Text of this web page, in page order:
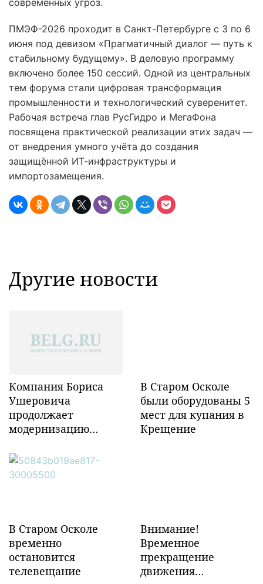
современных угроз.
ПМЭФ-2026 проходит в Санкт-Петербурге с 3 по 6
июня под девизом «Прагматичный диалог — путь к
стабильному будущему». В деловую программу
включено более 150 сессий. Одной из центральных
тем форума стали цифровая трансформация
промышленности и технологический суверенитет.
Рабочая встреча глав РусГидро и МегаФона
посвящена практической реализации этих задач —
от внедрения умного учёта до создания
защищённой ИТ-инфраструктуры и
импортозамещения.
Другие новости
Компания Бориса
Ушеровича
продолжает
модернизацию
инфраструктуры в
Забайкалье
В Старом Осколе
были оборудованы 5
мест для купания в
Крещение
В Старом Осколе
временно
остановится
телевещание
Внимание!
Временное
прекращение
движения